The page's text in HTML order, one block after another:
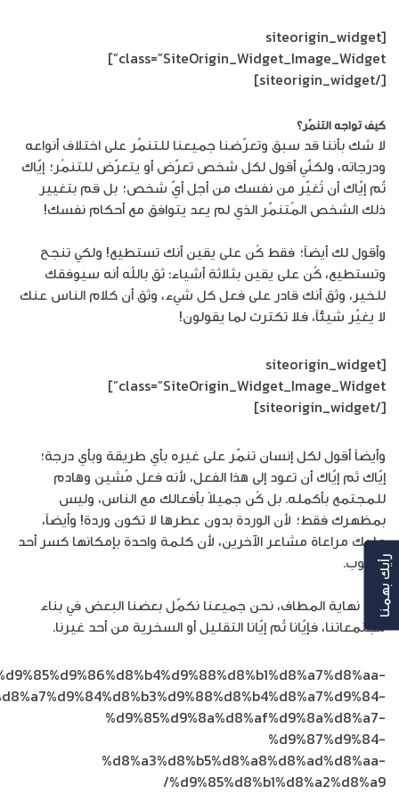
[siteorigin_widget
class=”SiteOrigin_Widget_Image_Widget”]
[/siteorigin_widget]
كيف تواجه التنمّر؟
لا شك بأننا قد سبق وتعرّضنا جميعنا للتنمّر على اختلاف أنواعه
ودرجاته، ولكنّي أقول لكل شخص تعرّض أو يتعرّض للتنمُر؛ إيّاك
ثُم إيّاك أن تُغيّر من نفسك من أجل أيّ شخص؛ بل قم بتغيير
ذلك الشخص المُتنمّر الذي لم يعد يتوافق مع أحكام نفسك!
وأقول لك أيضاً؛ فقط كُن على يقين أنك تستطيع! ولكي تنجح
وتستطيع، كُن على يقين بثلاثة أشياء: ثق بالله أنه سيوفقك
للخير، وثق أنك قادر على فعل كل شيء، وثق أن كلام الناس عنك
لا يغيّر شيئاً، فلا تكترث لما يقولون!
[siteorigin_widget
class=”SiteOrigin_Widget_Image_Widget”]
[/siteorigin_widget]
وأيضاً أقول لكل إنسان تنمّر على غيره بأي طريقة وبأي درجة؛
إيّاك ثم إيّاك أن تعود إلى هذا الفعل، لأنه فعل مُشين وهادم
للمجتمع بأكمله. بل كُن جميلاً بأفعالك مع الناس، وليس
بمظهرك فقط؛ لأن الوردة بدون عطرها لا تكون وردة! وأيضاً،
عليك مراعاة مشاعر الآخرين، لأن كلمة واحدة بإمكانها كسر أحد
القلوب.
وفي نهاية المطاف، نحن جميعنا نكمّل بعضنا البعض في بناء
مجتمعاتنا، فإيّانا ثُم إيّانا التقليل أو السخرية من أحد غيرنا.
%d9%85%d9%8a%d8%af%d9%8a%d8%a7-
%d9%87%d9%84-
%d8%a3%d8%b5%d8%a8%d8%ad%d8%aa-
%d9%85%d8%b1%d8%a2%d8%a9/
رأيك بهمنا